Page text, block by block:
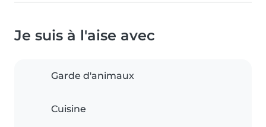
Je suis à l'aise avec
Garde d'animaux
Cuisine